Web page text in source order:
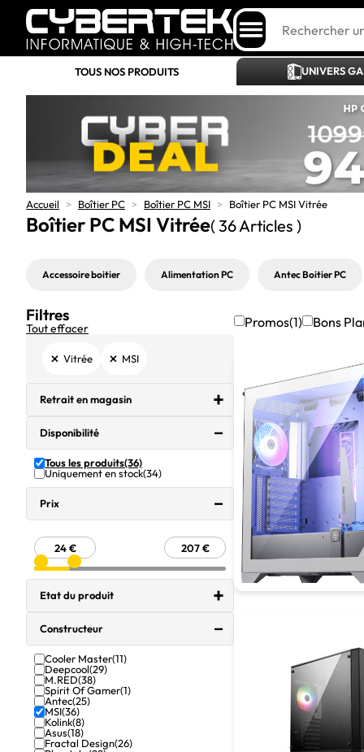
TOUS NOS PRODUITS UNIVERS
Accueil > Boîtier PC > Boîtier PC MSI > Boîtier PC MSI Vitrée
Boîtier PC MSI Vitrée( 36 Articles )
Accessoire boitier Alimentation PC Antec Boitier PC
Filtres
Tout effacer
× Vitrée × MSI
Retrait en magasin
Disponibilité
Tous les produits(36)
Uniquement en stock(34)
Prix
Etat du produit
Constructeur
Cooler Master(11)
Deepcool(29)
M.RED(38)
Spirit Of Gamer(1)
Antec(25)
MSI(36)
Kolink(8)
Asus(18)
Fractal Design(26)
Promos(1) Bons